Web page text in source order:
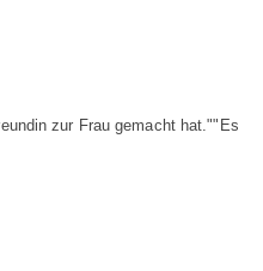
zur Frau gemacht hat.""Es